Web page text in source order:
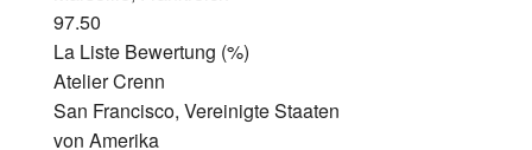
97.50
La Liste Bewertung (%)
Atelier Crenn
San Francisco, Vereinigte Staaten
von Amerika